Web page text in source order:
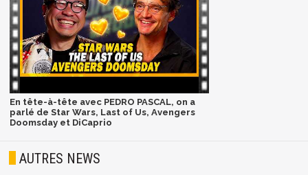
En tête-à-tête avec PEDRO PASCAL, on a
parlé de Star Wars, Last of Us, Avengers
Doomsday et DiCaprio
AUTRES NEWS